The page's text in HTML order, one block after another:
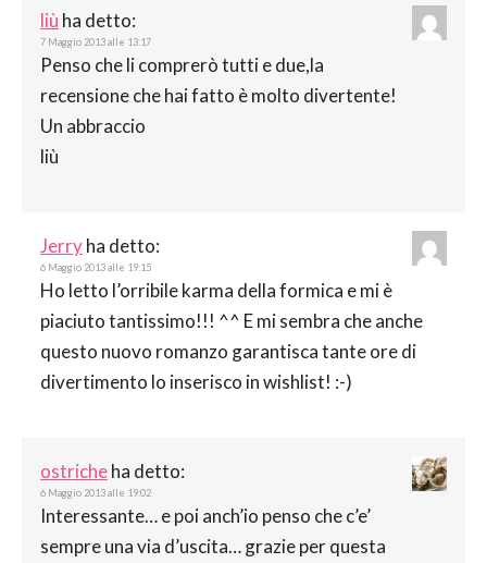
liù ha detto:
7 Maggio 2013 alle 13:17
Penso che li comprerò tutti e due,la
recensione che hai fatto è molto divertente!
Un abbraccio
liù
Jerryha detto:
6 Maggio 2013 alle 19:15
Ho letto l’orribile karma della formica e mi è
piaciuto tantissimo!!! ^^ E mi sembra che anche
questo nuovo romanzo garantisca tante ore di
divertimento lo inserisco in wishlist! :-)
ostricheha detto:
6 Maggio 2013 alle 19:02
Interessante… e poi anch’io penso che c’e’
sempre una via d’uscita… grazie per questa